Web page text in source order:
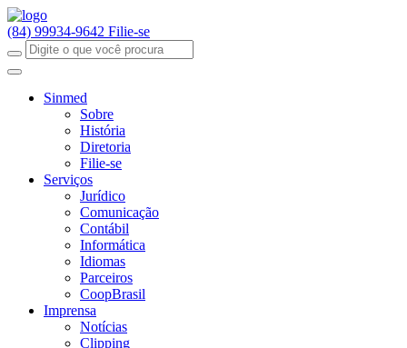
(84) 99934-9642 Filie-se
Sinmed
Sobre
História
Diretoria
Filie-se
Serviços
Jurídico
Comunicação
Contábil
Informática
Idiomas
Parceiros
CoopBrasil
Imprensa
Notícias
Clipping